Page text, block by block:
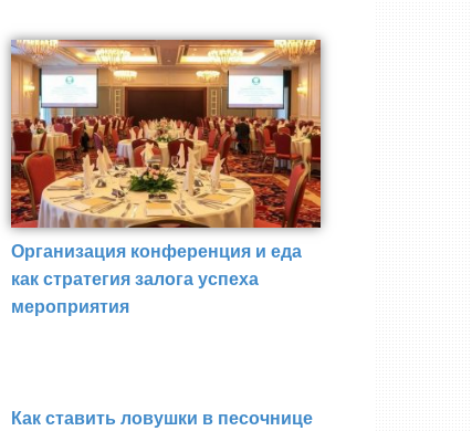
Организация конференция и еда
как стратегия залога успеха
мероприятия
Как ставить ловушки в песочнице